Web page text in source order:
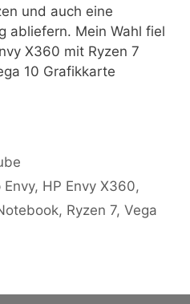
und auch eine
abliefern. Mein Wahl fiel
X360 mit Ryzen 7
10 Grafikkarte
Envy, HP Envy X360,
, Ryzen 7, Vega